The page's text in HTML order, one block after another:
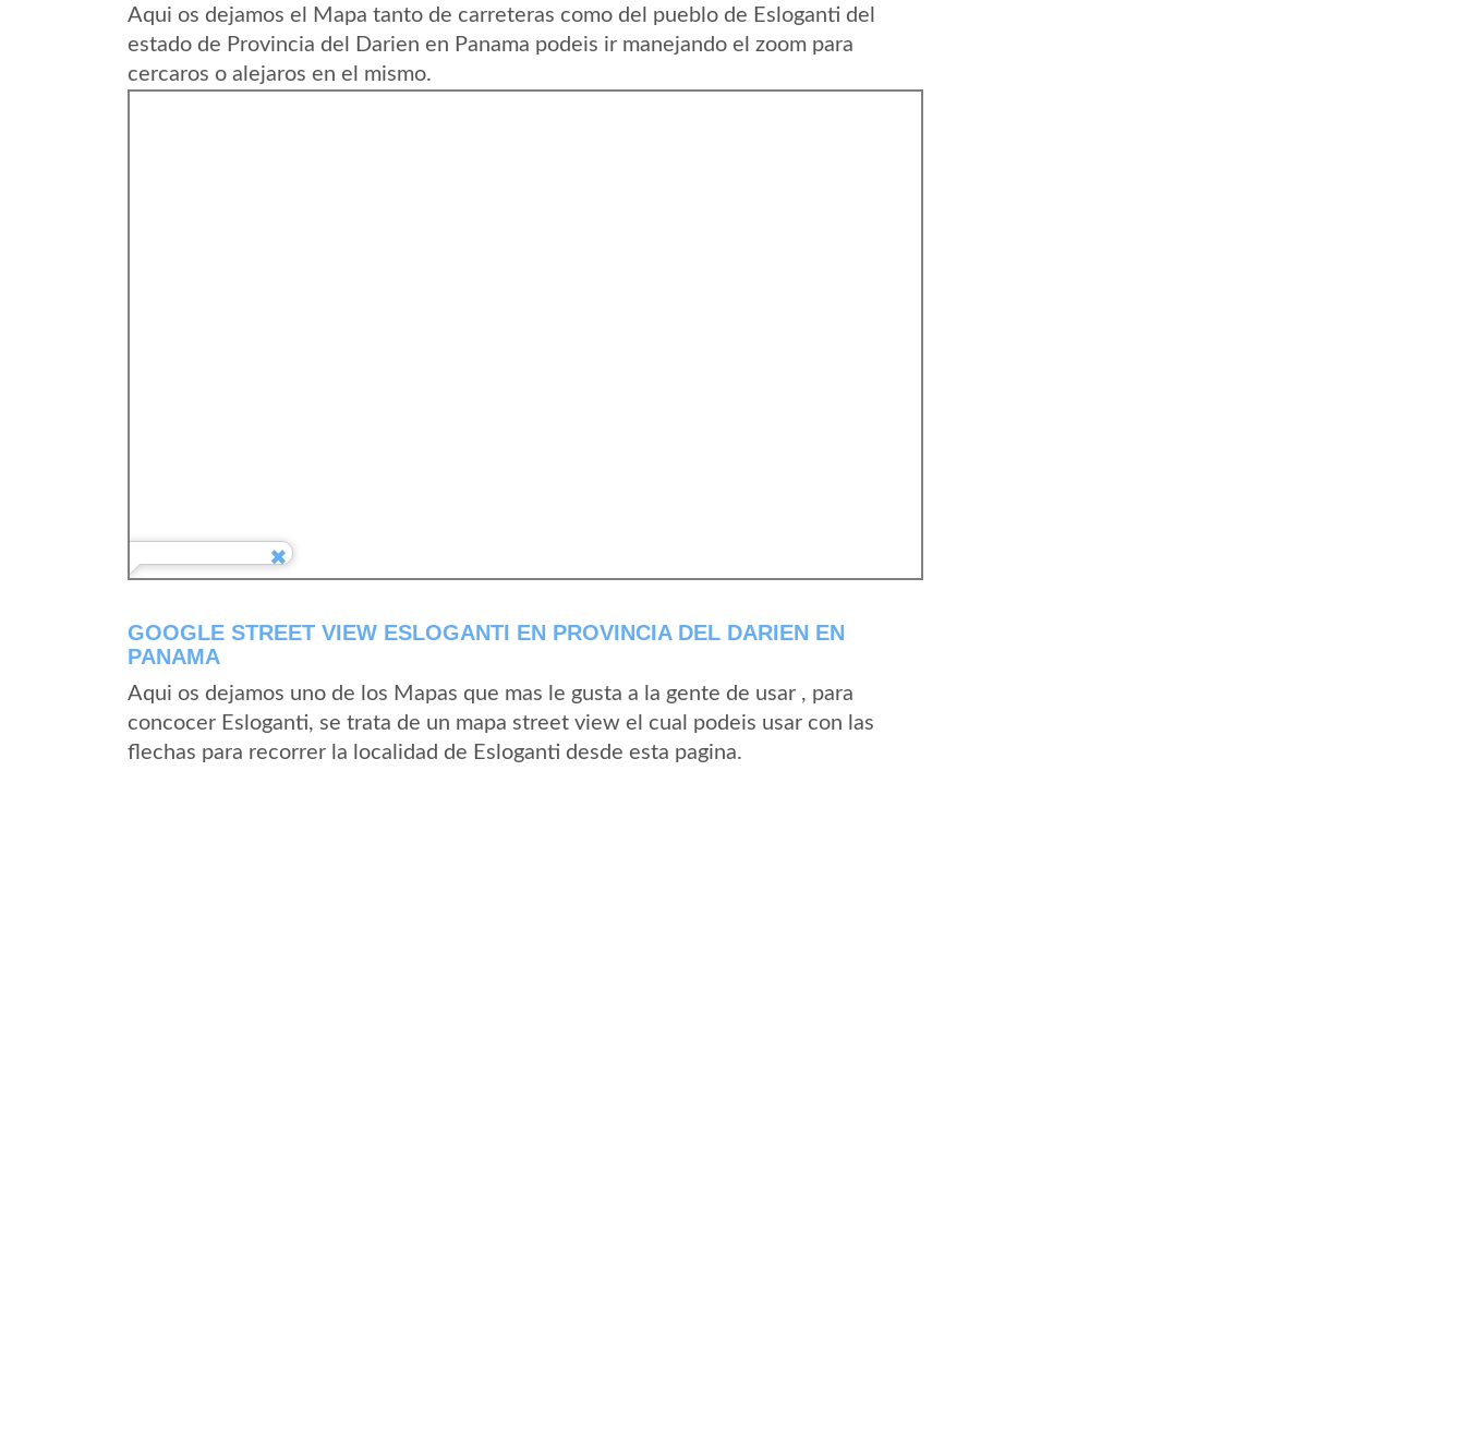
Aqui os dejamos el Mapa tanto de carreteras como del pueblo de Esloganti del
estado de Provincia del Darien en Panama podeis ir manejando el zoom para
cercaros o alejaros en el mismo.
GOOGLE STREET VIEW ESLOGANTI EN PROVINCIA DEL DARIEN EN
PANAMA
Aqui os dejamos uno de los Mapas que mas le gusta a la gente de usar , para
concocer Esloganti, se trata de un mapa street view el cual podeis usar con las
flechas para recorrer la localidad de Esloganti desde esta pagina.